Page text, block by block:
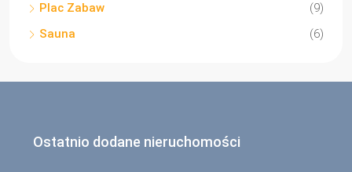
Plac Zabaw
(9)
Sauna
(6)
Ostatnio dodane nieruchomości